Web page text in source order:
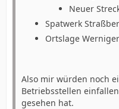
Neuer
Spatwerk
Ortslage
Also mir würden noch
Betriebsstellen
gesehen hat.